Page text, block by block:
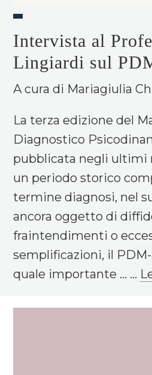
Intervista al
Lingiardi sul
A cura di Mariagiulia
La terza edizione del
Diagnostico
pubblicata negli ultimi
un periodo storico
termine diagnosi, nel
ancora oggetto di
fraintendimenti o
semplificazioni, il
quale importante ... ...